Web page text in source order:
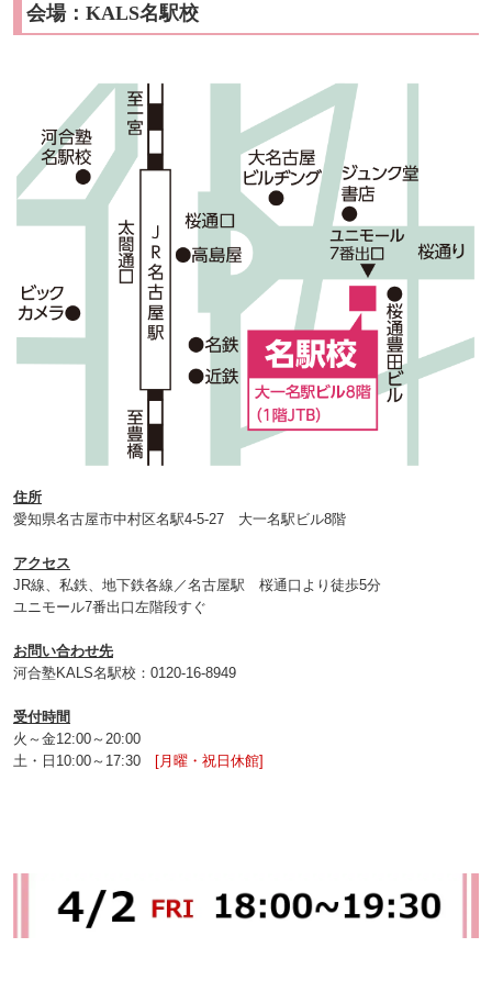
会場：KALS名駅校
住所
愛知県名古屋市中村区名駅4-5-27 大一名駅ビル8階
アクセス
JR線、私鉄、地下鉄各線／名古屋駅 桜通口より徒歩5分
ユニモール7番出口左階段すぐ
お問い合わせ先
河合塾KALS名駅校：0120-16‐8949
受付時間
火～金12:00～20:00
土・日10:00～17:30 [月曜・祝日休館]